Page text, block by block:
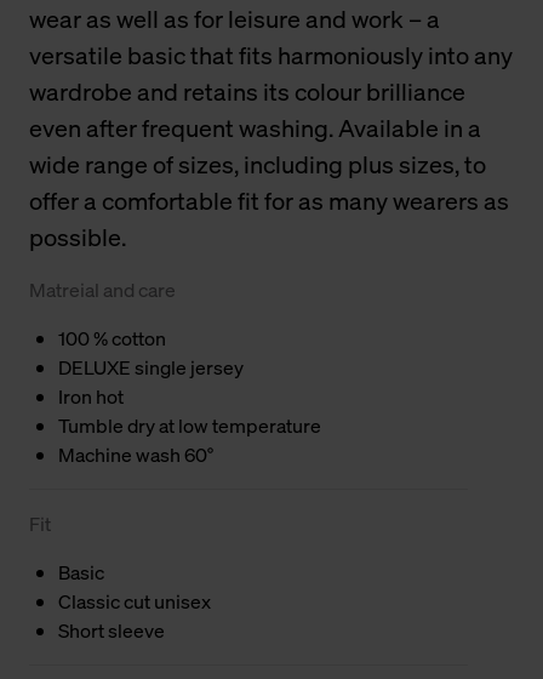
wear as well as for leisure and work – a
versatile basic that fits harmoniously into any
wardrobe and retains its colour brilliance
even after frequent washing. Available in a
wide range of sizes, including plus sizes, to
offer a comfortable fit for as many wearers as
possible.
Matreial and care
100 % cotton
DELUXE single jersey
Iron hot
Tumble dry at low temperature
Machine wash 60°
Fit
Basic
Classic cut unisex
Short sleeve